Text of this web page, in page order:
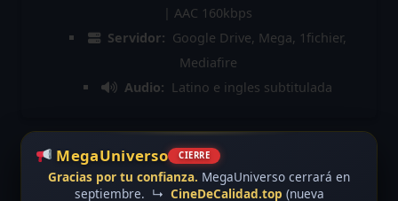
| AAC 160kbps
Servidor: Google Drive, Mega, 1fichier,
Mediafire
Audio: Latino e ingles subtitulada
MegaUniverso CIERRE
Gracias por tu confianza. MegaUniverso cerrará en
septiembre. ↳ CineDeCalidad.top (nueva